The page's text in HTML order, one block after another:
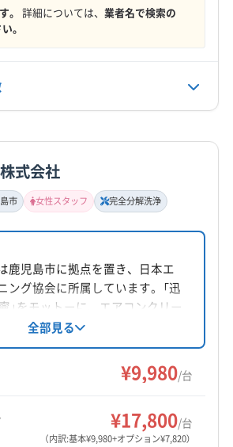
。 詳細については、 業者名で検索の
。
孝2515-11
木野市 阿久根市
市 志布志市 指宿市
鹿屋市
南さつま市
郡錦江町
肝属郡東串良町
薩摩郡さつま町
出水郡長島町
式会社
市 女性スタッフ 完全分解洗浄
鹿児島市に拠点を置き、日本エ
ング協会に所属しています。「迅
寧」をモットーに、エアコンクリー
を持つ技術者がサービスを提
用で赤ちゃんやペットにも安心
コートや室外機洗浄などオプシ
害保険加入で万が一の際も安心
全部見る
¥9,980/台
¥17,800/台
（内訳:基本¥9,980+オプション¥7,820）